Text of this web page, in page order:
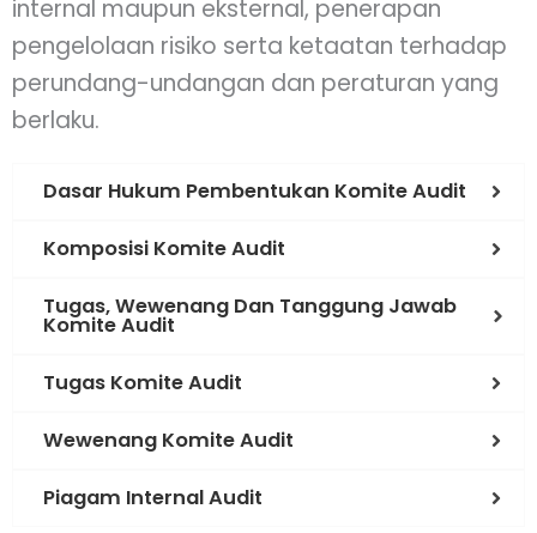
internal maupun eksternal, penerapan
pengelolaan risiko serta ketaatan terhadap
perundang-undangan dan peraturan yang
berlaku.
Dasar Hukum Pembentukan Komite Audit
Komposisi Komite Audit
Tugas, Wewenang Dan Tanggung Jawab
Komite Audit
Tugas Komite Audit
Wewenang Komite Audit
Piagam Internal Audit